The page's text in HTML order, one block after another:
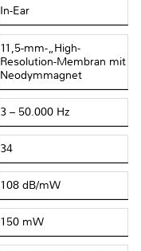
In-Ear
11,5-mm-„High-
Resolution-Membran mit
Neodymmagnet
3 – 50.000 Hz
34
108 dB/mW
150 mW